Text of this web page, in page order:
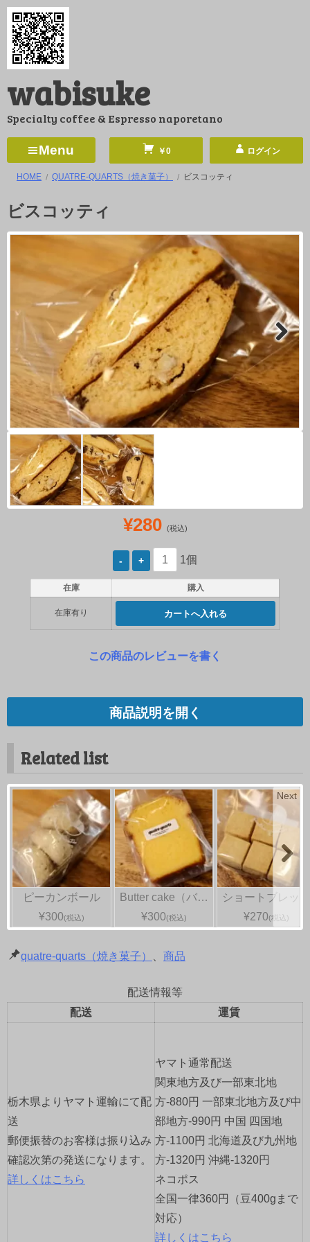
コ
ン
ツ
ス
ッ
wabisuke
Specialty coffee & Espresso naporetano
Menu ￥0 ログイン
HOME QUATRE-QUARTS（焼き菓子） ビスコッティ
ビスコッティ
Next
¥280 (税込)
1個
在庫 購入
在庫有り
この商品のレビューを書く
商品説明を開く
Related list
ピーカンボール
¥300(税込)
Butter cake（バ…
¥300(税込)
ショートブレッド
¥270(税込)
Next
quatre-quarts（焼き菓子） 商品
配送情報等
配送
運賃
栃木県よりヤマト運輸にて配
送
郵便振替のお客様は振り込み
確認次第の発送になります。
詳しくはこちら
ヤマト通常配送
関東地方及び一部東北地
方-880円 一部東北地方及び中
部地方-990円 中国 四国地
方-1100円 北海道及び九州地
方-1320円 沖縄-1320円
ネコポス
全国一律360円（豆400gまで
対応）
詳しくはこちら